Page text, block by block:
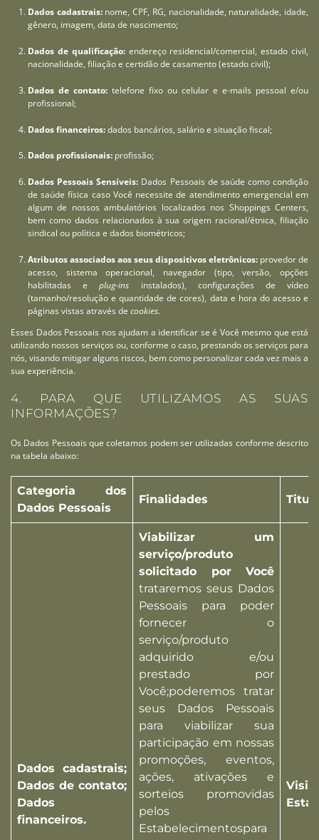
Dados cadastrais:nome, CPF, RG, nacionalidade, naturalidade, idade,
gênero, imagem, data de nascimento;
Dados de qualificação:endereço residencial/comercial, estado civil,
nacionalidade, filiação e certidão de casamento (estado civil);
Dados de contato: telefone fixo ou celular e e-mails pessoal e/ou
profissional;
Dados financeiros:dados bancários, salário e situação fiscal;
Dados profissionais: profissão;
Dados Pessoais Sensíveis: Dados Pessoais de saúde como condição
de saúde física caso Você necessite de atendimento emergencial em
algum de nossos ambulatórios localizados nos Shoppings Centers,
bem como dados relacionados à sua origem racional/étnica, filiação
sindical ou política e dados biométricos;
Atributos associados aos seus dispositivos eletrônicos: provedor de
acesso, sistema operacional, navegador (tipo, versão, opções
habilitadas eplug-ins instalados), configurações de vídeo
(tamanho/resolução e quantidade de cores), data e hora do acesso e
páginas vistas através de cookies.
Esses Dados Pessoais nos ajudam a identificar se é Você mesmo que está
utilizando nossos serviços ou, conforme o caso, prestando os serviços para
nós, visando mitigar alguns riscos, bem como personalizar cada vez mais a
sua experiência.
4. PARA QUE UTILIZAMOS AS SUAS
INFORMAÇÕES?
Os Dados Pessoais que coletamos podem ser utilizadas conforme descrito
na tabela abaixo:
Categoria dos
Dados Pessoais
Finalidades
Dados cadastrais;
Dados de contato;
Dados
financeiros.
Viabilizar um
serviço/produto
solicitado por Você
trataremos seus Dados
Pessoais para poder
fornecer o
serviço/produto
adquirido e/ou
prestado por
Você;poderemos tratar
seus Dados Pessoais
para viabilizar sua
participação em nossas
promoções, eventos,
ações, ativações e
sorteios promovidas
pelos
Estabelecimentospara